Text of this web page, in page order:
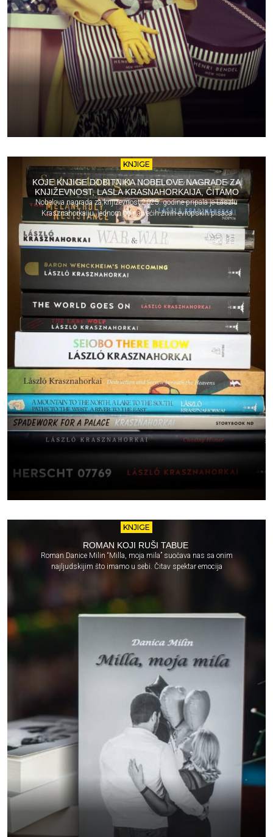
KNJIGE
KOJE KNJIGE DOBITNIKA NOBELOVE NAGRADE ZA
KNJIŽEVNOST, LASLA KRASNAHORKAIJA, ČITAMO
Nobelova nagrada za književnost 2025. godine pripala je Lászlu
Krasznahorkaiju, jednom od najvećih živih evropskih pisaca
KNJIGE
ROMAN KOJI RUŠI TABUE
Roman Danice Milin “Milla, moja mila” suočava nas sa onim
najljudskijim što imamo u sebi. Čitav spektar emocija